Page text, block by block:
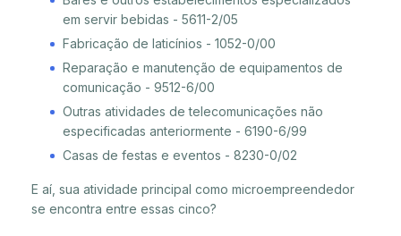
em servir bebidas - 5611-2/05
Fabricação de laticínios - 1052-0/00
Reparação e manutenção de equipamentos de
comunicação - 9512-6/00
Outras atividades de telecomunicações não
especificadas anteriormente - 6190-6/99
Casas de festas e eventos - 8230-0/02
E aí, sua atividade principal como microempreendedor
se encontra entre essas cinco?